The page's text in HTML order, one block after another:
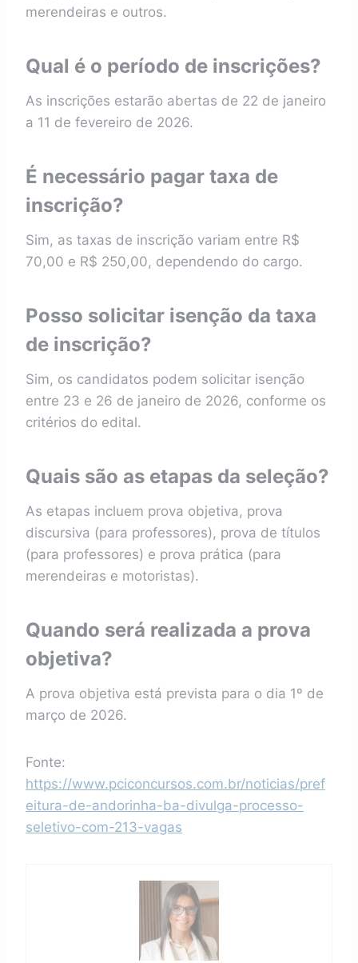
merendeiras e outros.
Qual é o período de inscrições?
As inscrições estarão abertas de 22 de janeiro
a 11 de fevereiro de 2026.
É necessário pagar taxa de
inscrição?
Sim, as taxas de inscrição variam entre R$
70,00 e R$ 250,00, dependendo do cargo.
Posso solicitar isenção da taxa
de inscrição?
Sim, os candidatos podem solicitar isenção
entre 23 e 26 de janeiro de 2026, conforme os
critérios do edital.
Quais são as etapas da seleção?
As etapas incluem prova objetiva, prova
discursiva (para professores), prova de títulos
(para professores) e prova prática (para
merendeiras e motoristas).
Quando será realizada a prova
objetiva?
A prova objetiva está prevista para o dia 1º de
março de 2026.
Fonte:
https://www.pciconcursos.com.br/noticias/pref
eitura-de-andorinha-ba-divulga-processo-
seletivo-com-213-vagas